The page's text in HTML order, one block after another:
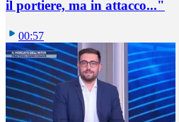
il portiere, ma in attacco..."
00:57